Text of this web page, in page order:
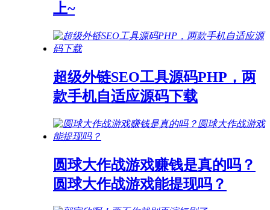
上~
超级外链SEO工具源码PHP，两
款手机自适应源码下载
圆球大作战游戏赚钱是真的吗？
圆球大作战游戏能提现吗？